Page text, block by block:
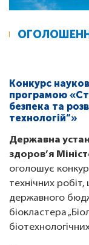
Конкурс
програмою
безпека та
технологій“»
Державна
здоров’я
оголошує
технічних
державного
біокластера